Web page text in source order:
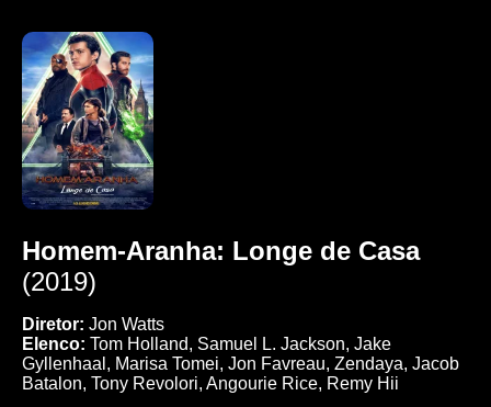
Homem-Aranha: Longe de Casa
(2019)
Diretor: Jon Watts
Elenco: Tom Holland, Samuel L. Jackson, Jake
Gyllenhaal, Marisa Tomei, Jon Favreau, Zendaya, Jacob
Batalon, Tony Revolori, Angourie Rice, Remy Hii